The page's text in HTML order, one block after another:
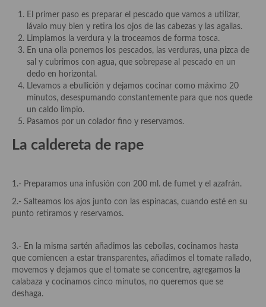
Cocina Azerí (Azerbaiyán)
Cocina de Egipto
Cocina de Tunez
Cocina Oriental
Cocina Tailandesa
Cocina Japonesa
Cocina Vietnamita
Cocina Coreana
Cocina China
Cocina del Pacifico
Cocina filipina
El primer paso es preparar el pescado que vamos a utilizar,
lávalo muy bien y retira los ojos de las cabezas y las agallas.
Limpiamos la verdura y la troceamos de forma tosca.
En una olla ponemos los pescados, las verduras, una pizca de
sal y cubrimos con agua, que sobrepase al pescado en un
dedo en horizontal.
Llevamos a ebullición y dejamos cocinar como máximo 20
minutos, desespumando constantemente para que nos quede
un caldo limpio.
Pasamos por un colador fino y reservamos.
La caldereta de rape
1.- Preparamos una infusión con 200 ml. de fumet y el azafrán.
2.- Salteamos los ajos junto con las espinacas, cuando esté en su
punto retiramos y reservamos.
3.- En la misma sartén añadimos las cebollas, cocinamos hasta
que comiencen a estar transparentes, añadimos el tomate rallado,
movemos y dejamos que el tomate se concentre, agregamos la
calabaza y cocinamos cinco minutos, no queremos que se
deshaga.